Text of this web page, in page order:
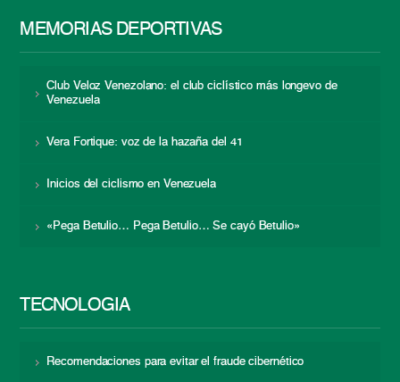
MEMORIAS DEPORTIVAS
Club Veloz Venezolano: el club ciclístico más longevo de
Venezuela
Vera Fortique: voz de la hazaña del 41
Inicios del ciclismo en Venezuela
«Pega Betulio… Pega Betulio… Se cayó Betulio»
TECNOLOGÍA
Recomendaciones para evitar el fraude cibernético